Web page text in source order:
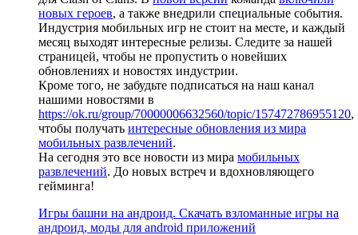
новых героев, а также внедрили специальные события.
Индустрия мобильных игр не стоит на месте, и каждый
месяц выходят интересные релизы. Следите за нашей
страницей, чтобы не пропустить о новейших
обновлениях и новостях индустрии.
Кроме того, не забудьте подписаться на наш канал
нашими новостями в
https://ok.ru/group/70000006632560/topic/157472786955120,
чтобы получать интересные обновления из мира
мобильных развлечений.
На сегодня это все новости из мира мобильных
развлечений. До новых встреч и вдохновляющего
гейминга!
Игры башни на андроид. Скачать взломанные игры на
андроид, моды для android приложений